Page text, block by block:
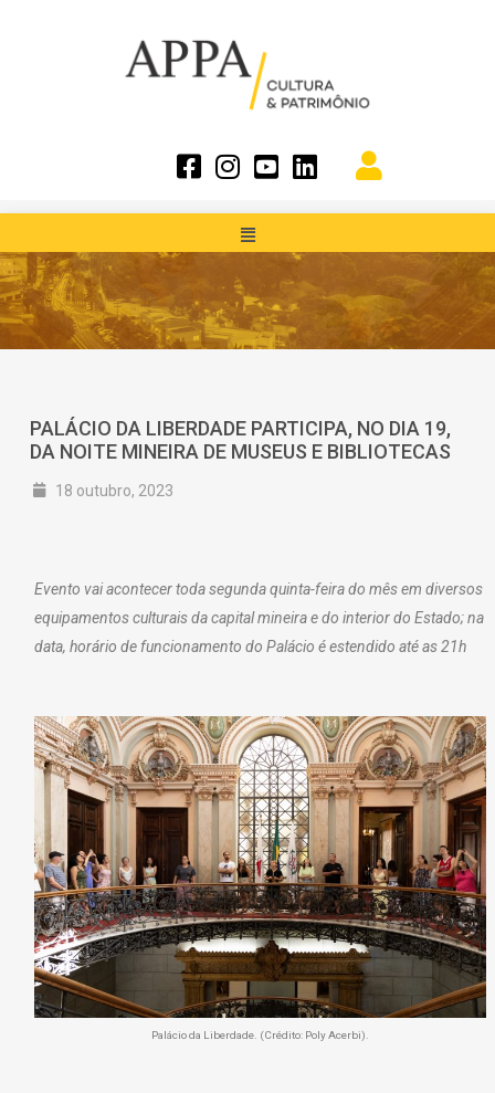
PALÁCIO DA LIBERDADE PARTICIPA, NO DIA 19,
DA NOITE MINEIRA DE MUSEUS E BIBLIOTECAS
18 outubro, 2023
Evento vai acontecer toda segunda quinta-feira do mês em diversos
equipamentos culturais da capital mineira e do interior do Estado; na
data, horário de funcionamento do Palácio é estendido até as 21h
Palácio da Liberdade. (Crédito: Poly Acerbi).